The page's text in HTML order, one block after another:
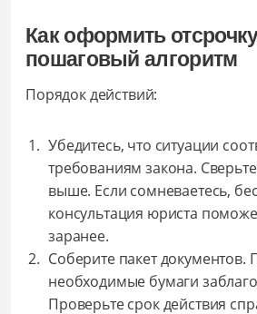
Как оформить
пошаговый алгоритм
Порядок действий:
Убедитесь, что ситуации
требованиям закона.
выше. Если сомневаетесь,
консультация юриста
заранее.
Соберите пакет документов.
необходимые бумаги
Проверьте срок действия